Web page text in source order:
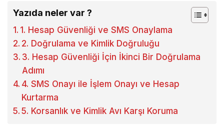
Yazıda neler var ?
1. Hesap Güvenliği ve SMS Onaylama
2. Doğrulama ve Kimlik Doğruluğu
3. Hesap Güvenliği İçin İkinci Bir Doğrulama
Adımı
4. SMS Onayı ile İşlem Onayı ve Hesap
Kurtarma
5. Korsanlık ve Kimlik Avı Karşı Koruma